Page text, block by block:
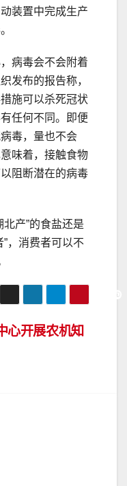
装置中完成生产
病毒会不会附着
发布的报告称，
施可以杀死冠状
任何不同。即便
毒，量也不会
味着，接触食物
阻断潜在的病毒
产”的食盐还是
，消费者可以不
心开展农机知